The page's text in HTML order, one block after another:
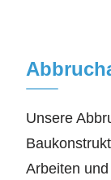
Unsere
Arbeiten